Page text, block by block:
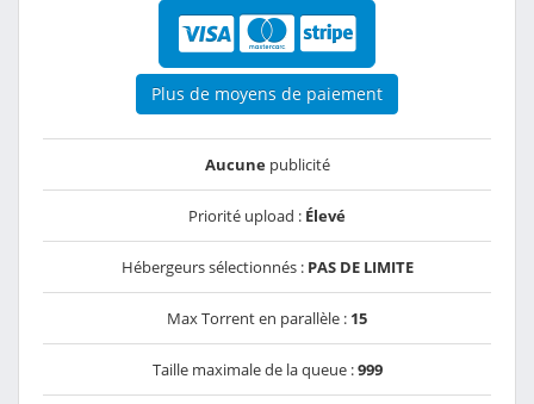
Plus de moyens de paiement
Aucunepublicité
Priorité upload : Élevé
Hébergeurs sélectionnés : PAS DE LIMITE
Max Torrent en parallèle : 15
Taille maximale de la queue :999